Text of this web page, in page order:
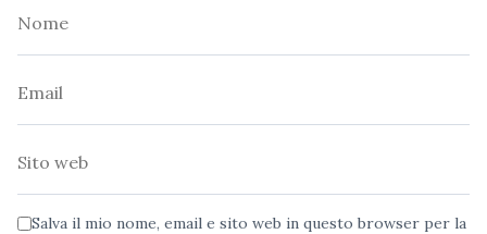
Salva il mio nome, email e sito web in questo browser per la